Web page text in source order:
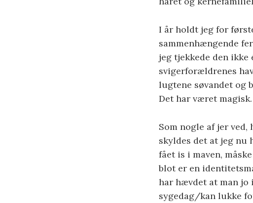
I år holdt jeg for
sammenhængende
jeg tjekkede den ikke
svigerforældrenes
lugtene søvandet og
Det har været magisk.
Som nogle af jer
skyldes det at jeg nu
fået is i maven,
blot er en
har hævdet at man
sygedag/kan lukke